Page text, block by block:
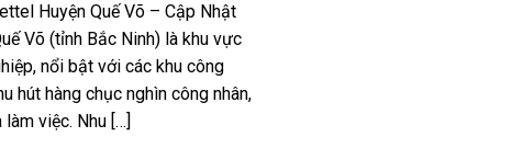
Huyện Quế Võ – Cập Nhật
Võ (tỉnh Bắc Ninh) là khu vực
nổi bật với các khu công
hút hàng chục nghìn công nhân,
việc. Nhu […]